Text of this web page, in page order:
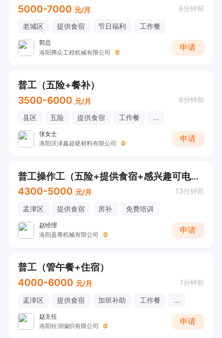
5000-7000 元/月 8分钟前
老城区 提供食宿 节日福利 工作餐
郭总
洛阳腾众工程机械有限公司
申请
普工（五险+餐补）
3500-6000 元/月 8分钟前
县区 五险 提供食宿 工作餐 ...
张女士
洛阳沃泽鑫超硬材料有限公司
申请
普工操作工（五险+提供食宿+感兴趣可电话详询）
4300-5000 元/月 13分钟前
孟津区 提供食宿 房补 免费培训
赵经理
洛阳盈骞机械有限公司
申请
普工（管午餐+住宿）
4000-6000 元/月 1分钟前
孟津区 提供食宿 加班补助 工作餐 ...
赵主任
洛阳钰润编织有限公司
申请